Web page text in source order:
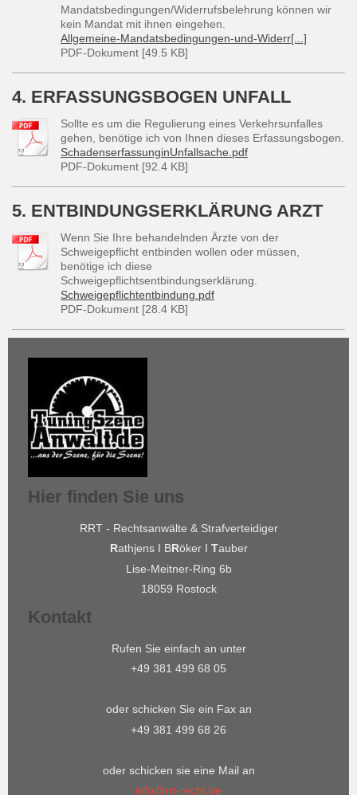
Mandatsbedingungen/Widerrufsbelehrung können wir
kein Mandat mit ihnen eingehen.
Allgemeine-Mandatsbedingungen-und-Widerr[...]
PDF-Dokument [49.5 KB]
4. ERFASSUNGSBOGEN UNFALL
Sollte es um die Regulierung eines Verkehrsunfalles
gehen, benötige ich von Ihnen dieses Erfassungsbogen.
SchadenserfassunginUnfallsache.pdf
PDF-Dokument [92.4 KB]
5. ENTBINDUNGSERKLÄRUNG ARZT
Wenn Sie Ihre behandelnden Ärzte von der
Schweigepflicht entbinden wollen oder müssen,
benötige ich diese
Schweigepflichtsentbindungserklärung.
Schweigepflichtentbindung.pdf
PDF-Dokument [28.4 KB]
Hier finden Sie uns
RRT - Rechtsanwälte & Strafverteidiger
Rathjens I BRöker I Tauber
Lise-Meitner-Ring 6b
18059 Rostock
Kontakt
Rufen Sie einfach an unter
+49 381 499 68 05
oder schicken Sie ein Fax an
+49 381 499 68 26
oder schicken sie eine Mail an
info@rrt-recht.de